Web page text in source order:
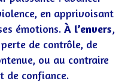
en apprivoisant
émotions. À l’envers,
de contrôle, de
ou au contraire
de confiance.